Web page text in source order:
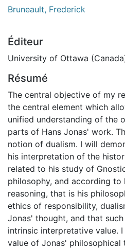
Bruneault, Frederick
Éditeur
University of Ottawa
Résumé
The central objective of my
the central element which
unified understanding of the
parts of Hans Jonas' work.
notion of dualism. I will
his interpretation of the
related to his study of
philosophy, and according to
reasoning, that is his
ethics of responsibility,
Jonas' thought, and that
intrinsic interpretative value.
value of Jonas'